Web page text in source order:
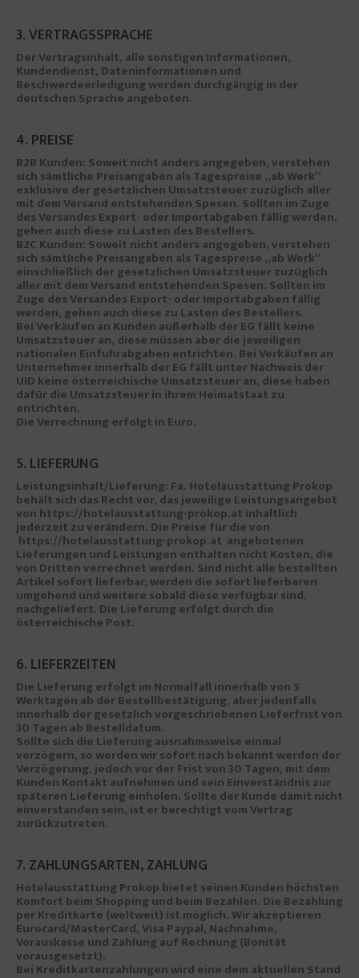
3. VERTRAGSSPRACHE
Der Vertragsinhalt, alle sonstigen Informationen,
Kundendienst, Dateninformationen und
Beschwerdeerledigung werden durchgängig in der
deutschen Sprache angeboten.
4. PREISE
B2B Kunden: Soweit nicht anders angegeben, verstehen
sich sämtliche Preisangaben als Tagespreise „ab Werk“
exklusive der gesetzlichen Umsatzsteuer zuzüglich aller
mit dem Versand entstehenden Spesen. Sollten im Zuge
des Versandes Export- oder Importabgaben fällig werden,
gehen auch diese zu Lasten des Bestellers.
B2C Kunden: Soweit nicht anders angegeben, verstehen
sich sämtliche Preisangaben als Tagespreise „ab Werk“
einschließlich der gesetzlichen Umsatzsteuer zuzüglich
aller mit dem Versand entstehenden Spesen. Sollten im
Zuge des Versandes Export- oder Importabgaben fällig
werden, gehen auch diese zu Lasten des Bestellers.
Bei Verkäufen an Kunden außerhalb der EG fällt keine
Umsatzsteuer an, diese müssen aber die jeweiligen
nationalen Einfuhrabgaben entrichten. Bei Verkäufen an
Unternehmer innerhalb der EG fällt unter Nachweis der
UID keine österreichische Umsatzsteuer an, diese haben
dafür die Umsatzsteuer in ihrem Heimatstaat zu
entrichten.
Die Verrechnung erfolgt in Euro.
5. LIEFERUNG
Leistungsinhalt/Lieferung: Fa. Hotelausstattung Prokop
behält sich das Recht vor, das jeweilige Leistungsangebot
von https://hotelausstattung-prokop.at inhaltlich
jederzeit zu verändern. Die Preise für die von
https://hotelausstattung-prokop.at angebotenen
Lieferungen und Leistungen enthalten nicht Kosten, die
von Dritten verrechnet werden. Sind nicht alle bestellten
Artikel sofort lieferbar, werden die sofort lieferbaren
umgehend und weitere sobald diese verfügbar sind,
nachgeliefert. Die Lieferung erfolgt durch die
österreichische Post.
6. LIEFERZEITEN
Die Lieferung erfolgt im Normalfall innerhalb von 5
Werktagen ab der Bestellbestätigung, aber jedenfalls
innerhalb der gesetzlich vorgeschriebenen Lieferfrist von
30 Tagen ab Bestelldatum.
Sollte sich die Lieferung ausnahmsweise einmal
verzögern, so werden wir sofort nach bekannt werden der
Verzögerung, jedoch vor der Frist von 30 Tagen, mit dem
Kunden Kontakt aufnehmen und sein Einverständnis zur
späteren Lieferung einholen. Sollte der Kunde damit nicht
einverstanden sein, ist er berechtigt vom Vertrag
zurückzutreten.
7. ZAHLUNGSARTEN, ZAHLUNG
Hotelausstattung Prokop bietet seinen Kunden höchsten
Komfort beim Shopping und beim Bezahlen. Die Bezahlung
per Kreditkarte (weltweit) ist möglich. Wir akzeptieren
Eurocard/MasterCard, Visa Paypal, Nachnahme,
Vorauskasse und Zahlung auf Rechnung (Bonität
vorausgesetzt).
Bei Kreditkartenzahlungen wird eine dem aktuellen Stand